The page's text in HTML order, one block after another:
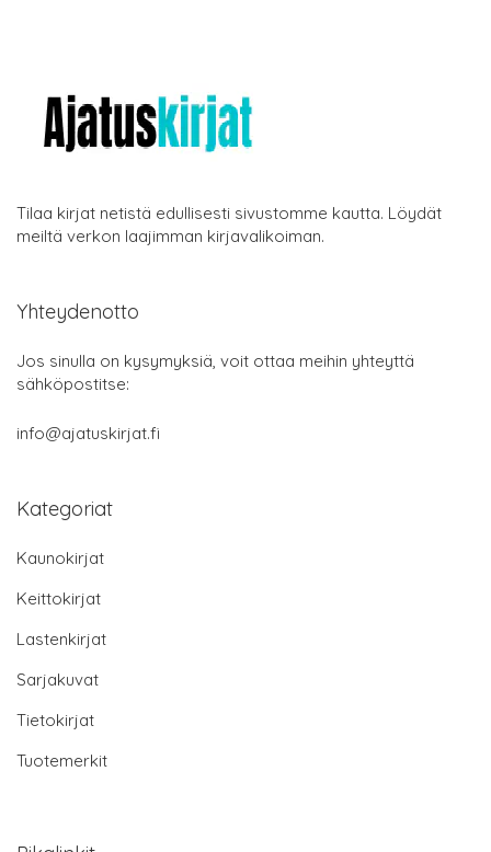
Tilaa kirjat netistä edullisesti sivustomme kautta. Löydät
meiltä verkon laajimman kirjavalikoiman.
Yhteydenotto
Jos sinulla on kysymyksiä, voit ottaa meihin yhteyttä
sähköpostitse:
info@ajatuskirjat.fi
Kategoriat
Kaunokirjat
Keittokirjat
Lastenkirjat
Sarjakuvat
Tietokirjat
Tuotemerkit